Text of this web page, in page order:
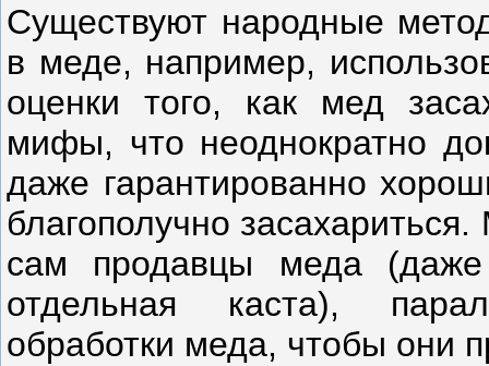
Существуют народные
в меде, например,
оценки того, как мед
мифы, что неоднократно
даже гарантированно
благополучно
сам продавцы меда
отдельная каста),
обработки меда, чтобы они